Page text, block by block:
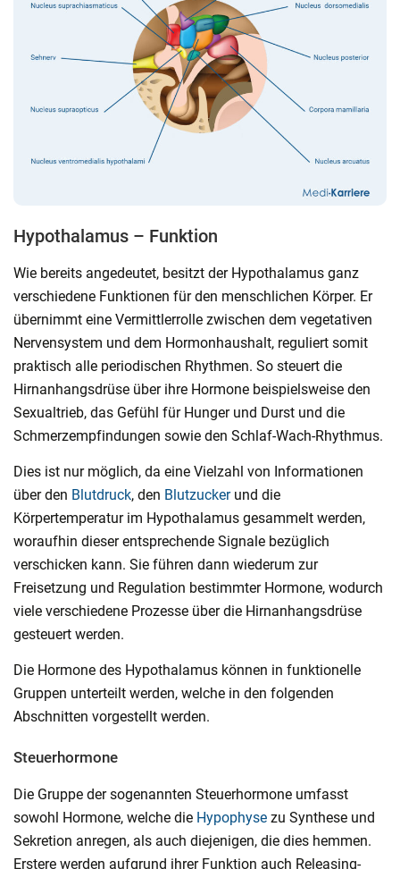
Hypothalamus – Funktion
Wie bereits angedeutet, besitzt der Hypothalamus ganz
verschiedene Funktionen für den menschlichen Körper. Er
übernimmt eine Vermittlerrolle zwischen dem vegetativen
Nervensystem und dem Hormonhaushalt, reguliert somit
praktisch alle periodischen Rhythmen. So steuert die
Hirnanhangsdrüse über ihre Hormone beispielsweise den
Sexualtrieb, das Gefühl für Hunger und Durst und die
Schmerzempfindungen sowie den Schlaf-Wach-Rhythmus.
Dies ist nur möglich, da eine Vielzahl von Informationen
über den Blutdruck, den Blutzuckerund die
Körpertemperatur im Hypothalamus gesammelt werden,
woraufhin dieser entsprechende Signale bezüglich
verschicken kann. Sie führen dann wiederum zur
Freisetzung und Regulation bestimmter Hormone, wodurch
viele verschiedene Prozesse über die Hirnanhangsdrüse
gesteuert werden.
Die Hormone des Hypothalamus können in funktionelle
Gruppen unterteilt werden, welche in den folgenden
Abschnitten vorgestellt werden.
Steuerhormone
Die Gruppe der sogenannten Steuerhormone umfasst
sowohl Hormone, welche die Hypophyse zu Synthese und
Sekretion anregen, als auch diejenigen, die dies hemmen.
Erstere werden aufgrund ihrer Funktion auch Releasing-